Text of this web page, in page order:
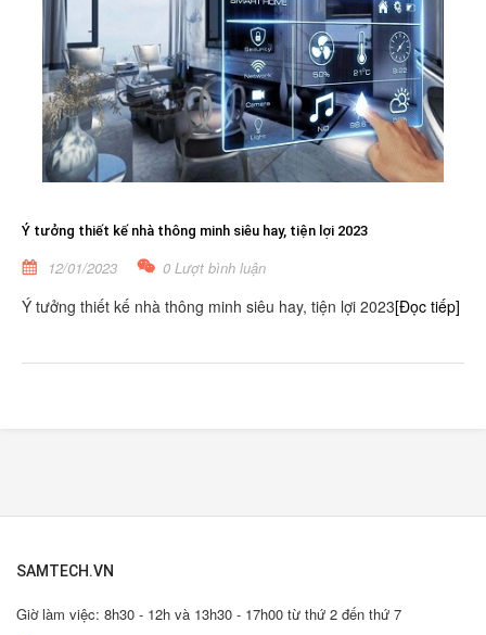
Ý tưởng thiết kế nhà thông minh siêu hay, tiện lợi 2023
12/01/2023 0 Lượt bình luận
Ý tưởng thiết kế nhà thông minh siêu hay, tiện lợi 2023[Đọc tiếp]
SAMTECH.VN
Giờ làm việc: 8h30 - 12h và 13h30 - 17h00 từ thứ 2 đến thứ 7